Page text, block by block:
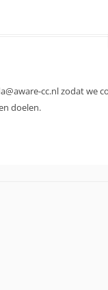
cc.nl zodat we
doelen.